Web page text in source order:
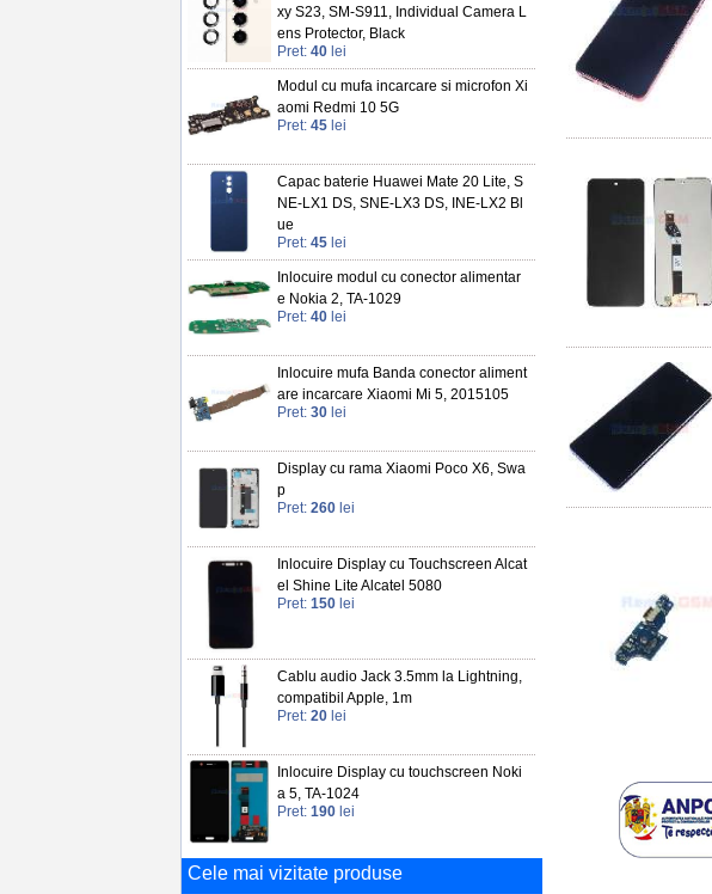
xy S23, SM-S911, Individual Camera L
ens Protector, Black
Pret: 40 lei
Modul cu mufa incarcare si microfon Xi
aomi Redmi 10 5G
Pret: 45 lei
Capac baterie Huawei Mate 20 Lite, S
NE-LX1 DS, SNE-LX3 DS, INE-LX2 Bl
ue
Pret: 45 lei
Inlocuire modul cu conector alimentar
e Nokia 2, TA-1029
Pret: 40 lei
Inlocuire mufa Banda conector aliment
are incarcare Xiaomi Mi 5, 2015105
Pret: 30 lei
Display cu rama Xiaomi Poco X6, Swa
p
Pret: 260 lei
Inlocuire Display cu Touchscreen Alcat
el Shine Lite Alcatel 5080
Pret: 150 lei
Cablu audio Jack 3.5mm la Lightning,
compatibil Apple, 1m
Pret: 20 lei
Inlocuire Display cu touchscreen Noki
a 5, TA-1024
Pret: 190 lei
Cele mai vizitate produse